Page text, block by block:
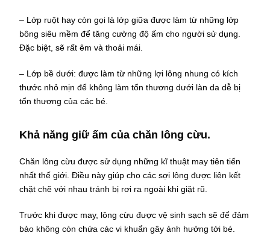
– Lớp ruột hay còn gọi là lớp giữa được làm từ những lớp
bông siêu mềm để tăng cường độ ấm cho người sử dụng.
Đặc biệt, sẽ rất êm và thoải mái.
– Lớp bề dưới: được làm từ những lợi lông nhung có kích
thước nhỏ mịn để không làm tổn thương dưới làn da dễ bị
tổn thương của các bé.
Khả năng giữ ấm của chăn lông cừu.
Chăn lông cừu được sử dụng những kĩ thuật may tiên tiến
nhất thế giới. Điều này giúp cho các sợi lông được liên kết
chặt chẽ với nhau tránh bị rơi ra ngoài khi giặt rũ.
Trước khi được may, lông cừu được vệ sinh sạch sẽ để đảm
bảo không còn chứa các vi khuẩn gây ảnh hưởng tới bé.